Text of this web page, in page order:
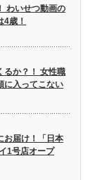
わいせつ動画の
歳！
るか？！ 女性職
に入ってこない
お届け！「日本
1号店オープ